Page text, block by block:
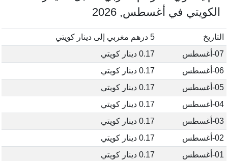
الكويتي في أغسطس, 2026
التاريخ
5 درهم مغربي إلى دينار كويتي
07-أغسطس
0.17 دينار كويتي
06-أغسطس
0.17 دينار كويتي
05-أغسطس
0.17 دينار كويتي
04-أغسطس
0.17 دينار كويتي
03-أغسطس
0.17 دينار كويتي
02-أغسطس
0.17 دينار كويتي
01-أغسطس
0.17 دينار كويتي